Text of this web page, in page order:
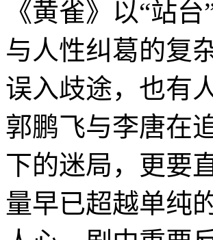
《黄雀》以“站
与人性纠葛的复
误入歧途，也有
郭鹏飞与李唐在
下的迷局，更要
量早已超越单纯